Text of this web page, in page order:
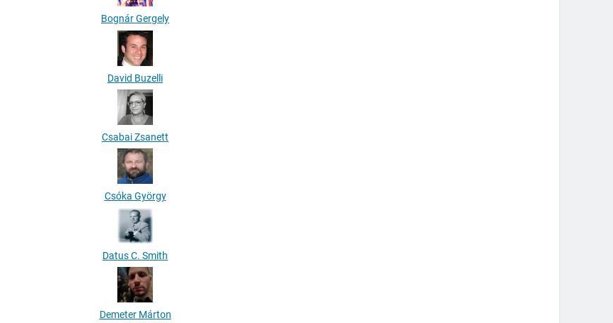
Bognár Gergely
David Buzelli
Csabai Zsanett
Csóka György
Datus C. Smith
Demeter Márton